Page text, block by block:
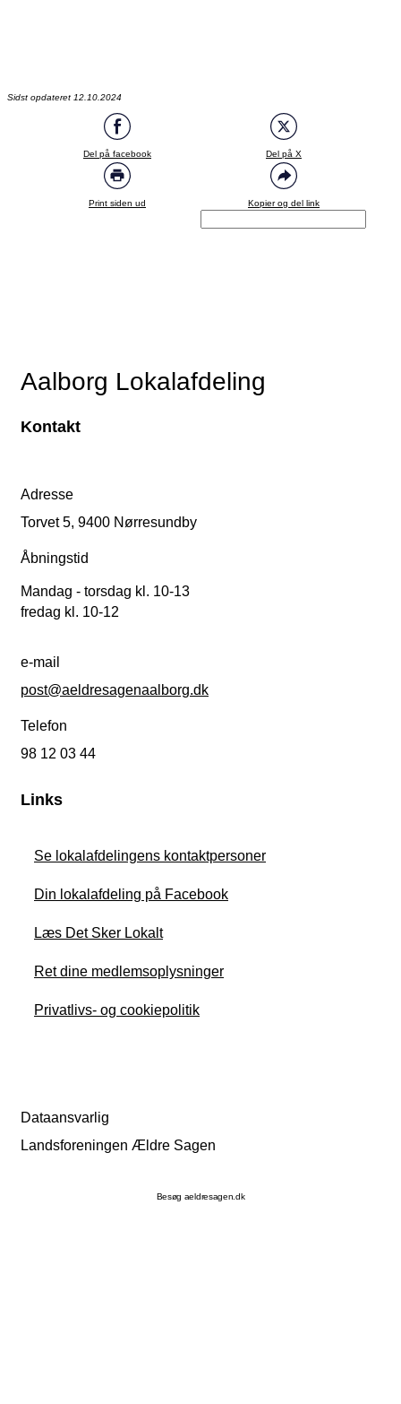
Sidst opdateret 12.10.2024
Del på facebook Del på X
Print siden ud Kopier og del link
Aalborg Lokalafdeling
Kontakt
Adresse
Torvet 5, 9400 Nørresundby
Åbningstid
Mandag - torsdag kl. 10-13
fredag kl. 10-12
e-mail
post@aeldresagenaalborg.dk
Telefon
98 12 03 44
Links
Se lokalafdelingens kontaktpersoner
Din lokalafdeling på Facebook
Læs Det Sker Lokalt
Ret dine medlemsoplysninger
Privatlivs- og cookiepolitik
Dataansvarlig
Landsforeningen Ældre Sagen
Besøg aeldresagen.dk